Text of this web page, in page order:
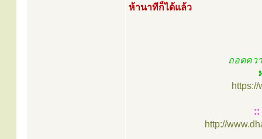
ห้านาทีก็ได้แล้ว
ถอดคว
::
http://